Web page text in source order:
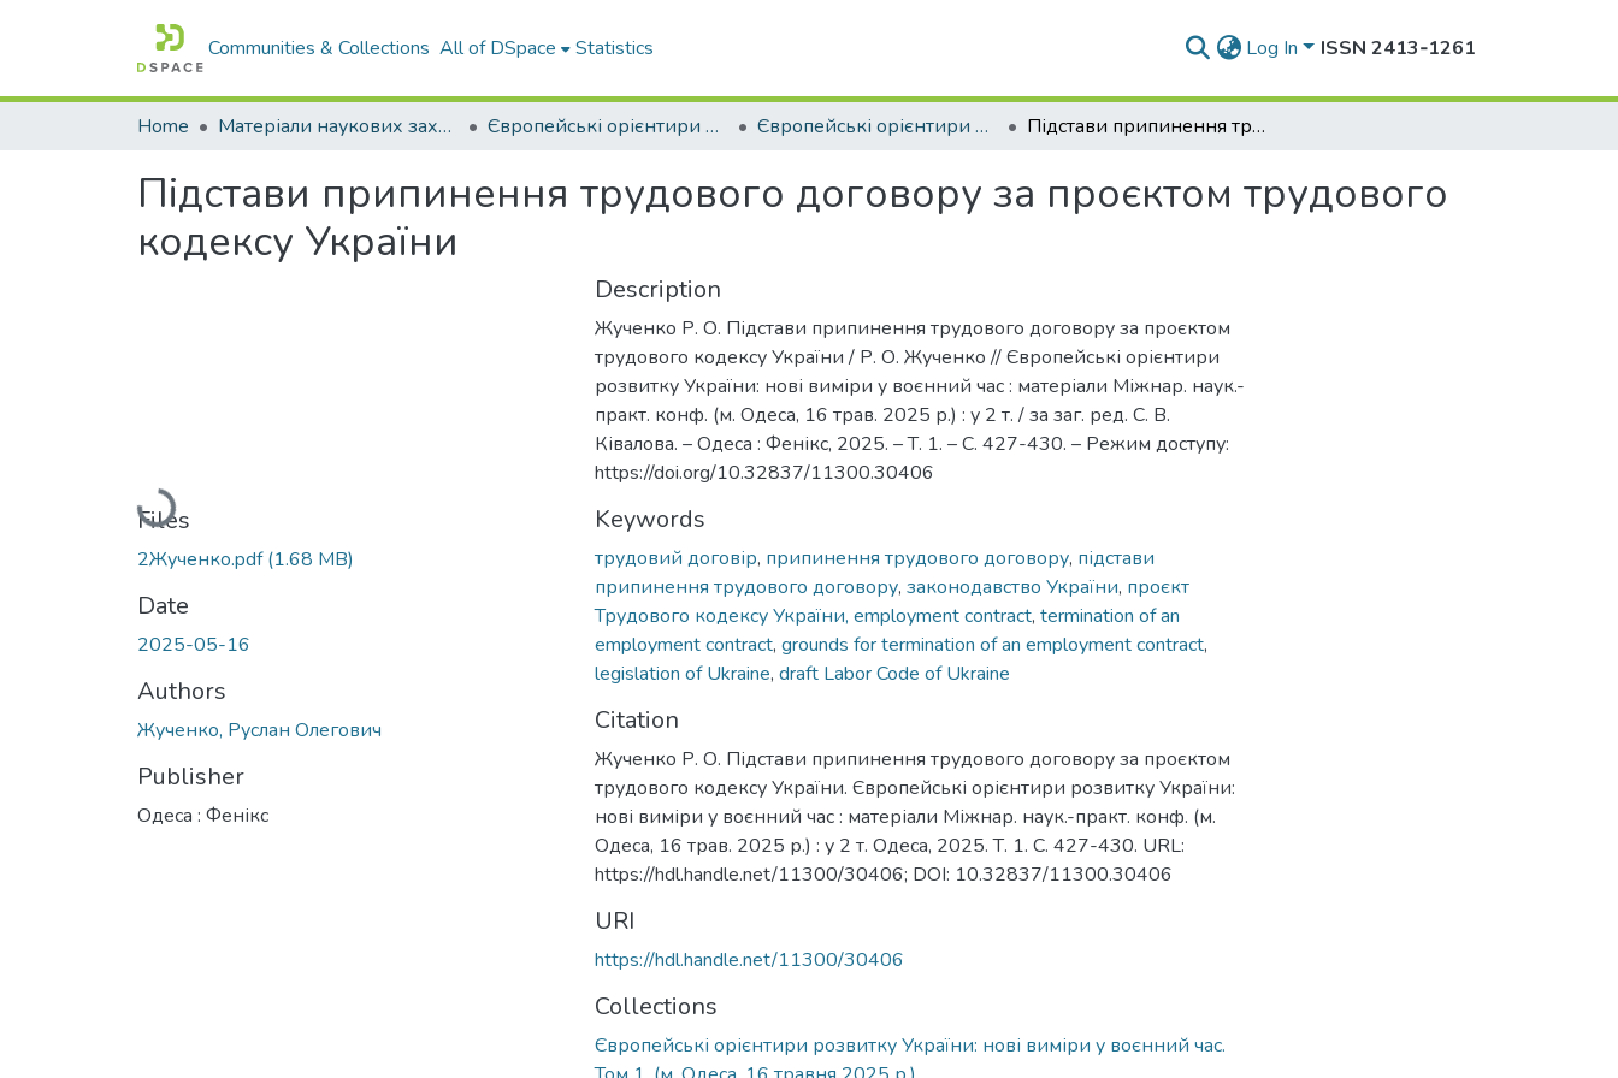
Communities & Collections All of DSpace Statistics Log In ISSN 2413‑1261
Home Матеріали наукових заходів Європейські орієнтири розвитку України: нові виміри у воєнний час м. Одеса, 16 травня 2025 р. Європейські орієнтири розвитку України: нові виміри у воєнний час. Том 1. (м. Одеса, 16 травня 2025 р.) Підстави припинення трудового договору за проєктом трудового кодексу України
Підстави припинення трудового договору за проєктом трудового
кодексу України
Loading...
Files
2Жученко.pdf(1.68 MB)
Date
2025-05-16
Authors
Жученко, Руслан Олегович
Publisher
Одеса : Фенікс
Description
Жученко Р. О. Підстави припинення трудового договору за проєктом
трудового кодексу України / Р. О. Жученко // Європейські орієнтири
розвитку України: нові виміри у воєнний час : матеріали Міжнар. наук.-
практ. конф. (м. Одеса, 16 трав. 2025 р.) : у 2 т. / за заг. ред. С. В.
Ківалова. – Одеса : Фенікс, 2025. – Т. 1. – C. 427-430. – Режим доступу:
https://doi.org/10.32837/11300.30406
Keywords
трудовий договір, припинення трудового договору, підстави
припинення трудового договору, законодавство України, проєкт
Трудового кодексу України, employment contract, termination of an
employment contract, grounds for termination of an employment contract,
legislation of Ukraine, draft Labor Code of Ukraine
Citation
Жученко Р. О. Підстави припинення трудового договору за проєктом
трудового кодексу України. Європейські орієнтири розвитку України:
нові виміри у воєнний час : матеріали Міжнар. наук.-практ. конф. (м.
Одеса, 16 трав. 2025 р.) : у 2 т. Одеса, 2025. Т. 1. C. 427-430. URL:
https://hdl.handle.net/11300/30406; DOI: 10.32837/11300.30406
URI
https://hdl.handle.net/11300/30406
Collections
Європейські орієнтири розвитку України: нові виміри у воєнний час.